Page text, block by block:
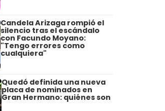
Candela Arizaga rompió el
silencio tras el escándalo
con Facundo Moyano:
"Tengo errores como
cualquiera"
Quedó definida una nueva
placa de nominados en
Gran Hermano: quiénes son